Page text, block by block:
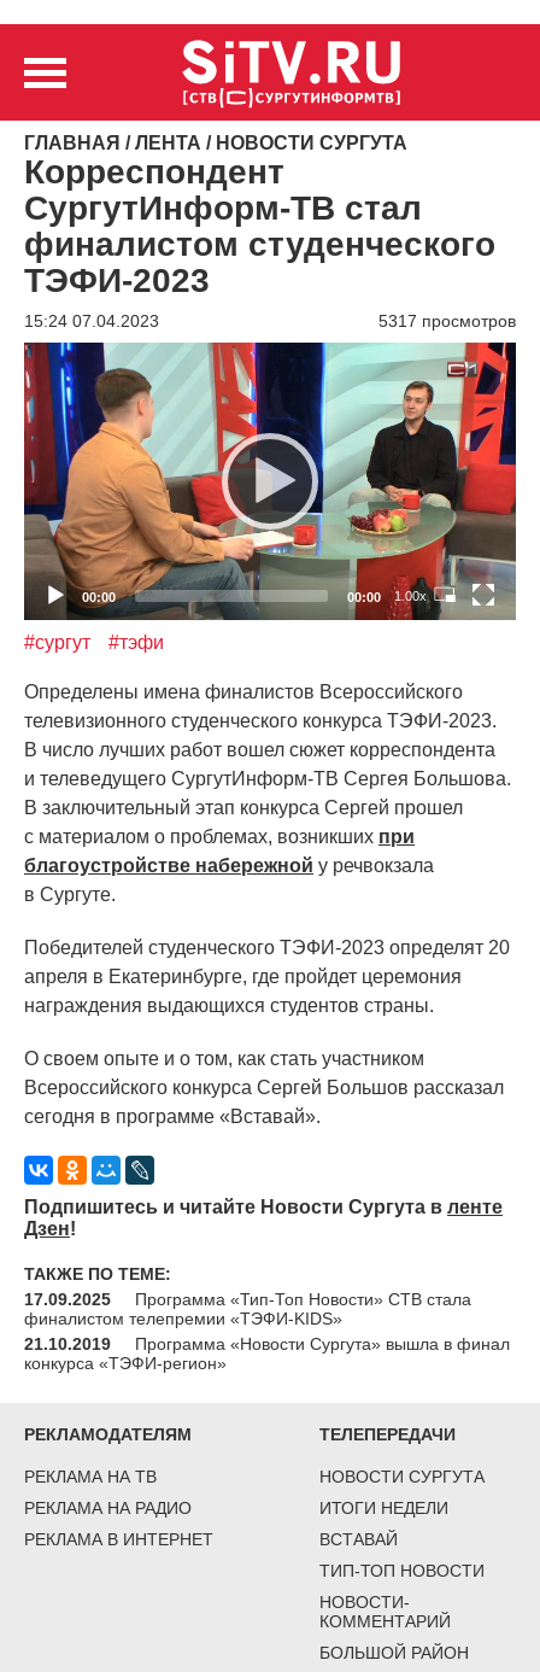
ГЛАВНАЯ /ЛЕНТА / НОВОСТИ СУРГУТА
Корреспондент
СургутИнформ-ТВ стал
финалистом студенческого
ТЭФИ-2023
15:24 07.04.2023 5317 просмотров
Видеоплеер
00:00 00:00 1.00x
#сургут #тэфи
Определены имена финалистов Всероссийского
телевизионного студенческого конкурса ТЭФИ-2023.
В число лучших работ вошел сюжет корреспондента
и телеведущего СургутИнформ-ТВ Сергея Большова.
В заключительный этап конкурса Сергей прошел
с материалом о проблемах, возникших при
благоустройстве набережной у речвокзала
в Сургуте.
Победителей студенческого ТЭФИ-2023 определят 20
апреля в Екатеринбурге, где пройдет церемония
награждения выдающихся студентов страны.
О своем опыте и о том, как стать участником
Всероссийского конкурса Сергей Большов рассказал
сегодня в программе «Вставай».
Подпишитесь и читайте Новости Сургута в ленте
Дзен!
ТАКЖЕ ПО ТЕМЕ:
17.09.2025
Программа «Тип-Топ Новости» СТВ стала
финалистом телепремии «ТЭФИ-KIDS»
21.10.2019
Программа «Новости Сургута» вышла в финал
конкурса «ТЭФИ-регион»
РЕКЛАМОДАТЕЛЯМ
РЕКЛАМА НА ТВ
РЕКЛАМА НА РАДИО
РЕКЛАМА В ИНТЕРНЕТ
ТЕЛЕПЕРЕДАЧИ
НОВОСТИ СУРГУТА
ИТОГИ НЕДЕЛИ
ВСТАВАЙ
ТИП-ТОП НОВОСТИ
НОВОСТИ-
КОММЕНТАРИЙ
БОЛЬШОЙ РАЙОН